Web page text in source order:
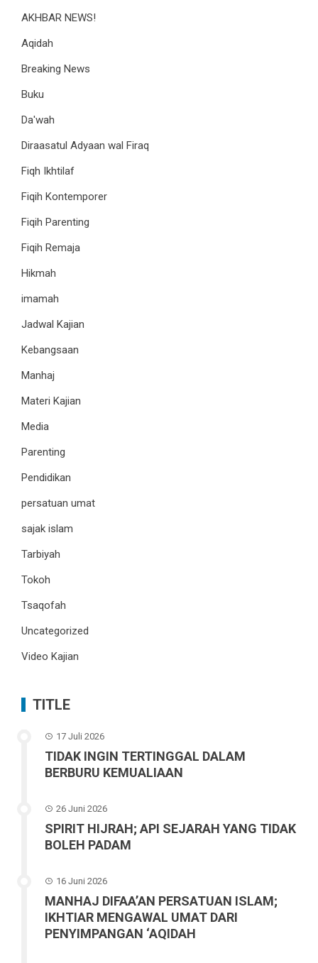
AKHBAR NEWS!
Aqidah
Breaking News
Buku
Da'wah
Diraasatul Adyaan wal Firaq
Fiqh Ikhtilaf
Fiqih Kontemporer
Fiqih Parenting
Fiqih Remaja
Hikmah
imamah
Jadwal Kajian
Kebangsaan
Manhaj
Materi Kajian
Media
Parenting
Pendidikan
persatuan umat
sajak islam
Tarbiyah
Tokoh
Tsaqofah
Uncategorized
Video Kajian
TITLE
17 Juli 2026
TIDAK INGIN TERTINGGAL DALAM
BERBURU KEMUALIAAN
26 Juni 2026
SPIRIT HIJRAH; API SEJARAH YANG TIDAK
BOLEH PADAM
16 Juni 2026
MANHAJ DIFAA’AN PERSATUAN ISLAM;
IKHTIAR MENGAWAL UMAT DARI
PENYIMPANGAN ‘AQIDAH